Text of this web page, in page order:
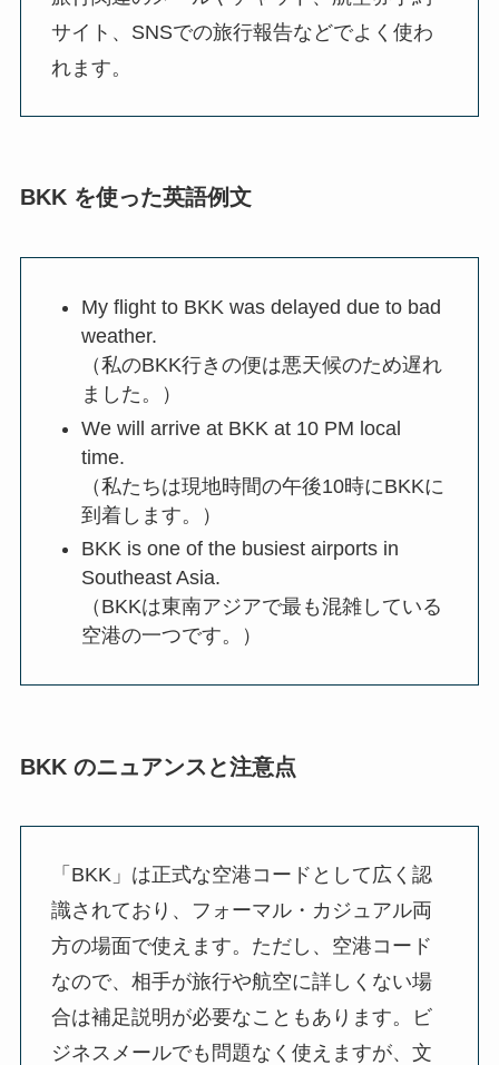
サイト、SNSでの旅行報告などでよく使わ
れます。
BKK を使った英語例文
My flight to BKK was delayed due to bad
weather.
（私のBKK行きの便は悪天候のため遅れ
ました。）
We will arrive at BKK at 10 PM local
time.
（私たちは現地時間の午後10時にBKKに
到着します。）
BKK is one of the busiest airports in
Southeast Asia.
（BKKは東南アジアで最も混雑している
空港の一つです。）
BKK のニュアンスと注意点
「BKK」は正式な空港コードとして広く認
識されており、フォーマル・カジュアル両
方の場面で使えます。ただし、空港コード
なので、相手が旅行や航空に詳しくない場
合は補足説明が必要なこともあります。ビ
ジネスメールでも問題なく使えますが、文